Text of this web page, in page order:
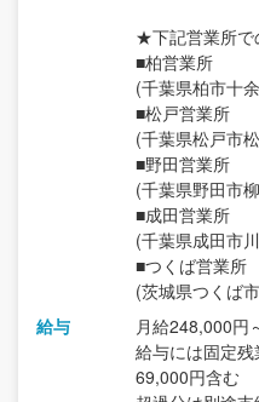
★下記営業所で
■柏営業所
(千葉県柏市十
■松戸営業所
(千葉県松戸市
■野田営業所
(千葉県野田市
■成田営業所
(千葉県成田市
■つくば営業所
(茨城県つくば
給与
月給248,000円
給与には固定
69,000円含む